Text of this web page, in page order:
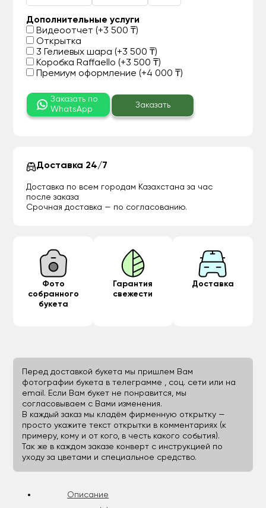
Дополнительные услуги
Видеоотчет (+3 500 ₸)
Открытка
3 Гелиевых шара (+3 500 ₸)
Коробка Raffaello (+3 500 ₸)
Премиум оформление (+4 000 ₸)
Заказать по
WhatsApp
Заказать
Доставка 24/7
Доставка по всем городам Казахстана за час
после заказа
Срочная доставка — по согласованию.
Фото
собранного
букета
Гарантия
свежести
Доставка
Перед доставкой букета мы пришлем Вам
фотографии букета в телеграмме , соц. сети или на
email. Если Вам букет не понравится, мы
согласовываем с Вами изменения.
В каждый заказ мы кладём фирменную открытку —
просто укажите текст открытки в комментариях (к
примеру, кому и от кого, в честь какого события).
Так же в каждом заказе конверт с инструкцией по
уходу за цветами и специальное средство.
Описание